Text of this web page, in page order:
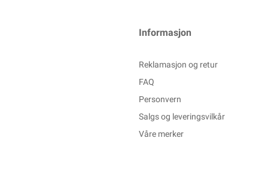
Informasjon
Reklamasjon og retur
FAQ
Personvern
Salgs og leveringsvilkår
Våre merker